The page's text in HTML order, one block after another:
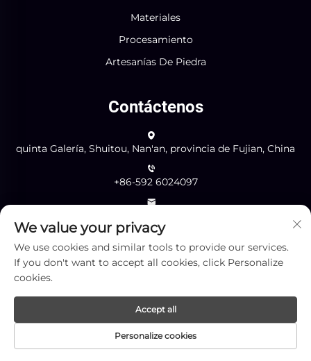
Materiales
Procesamiento
Artesanías De Piedra
Contáctenos
quinta Galería, Shuitou, Nan'an, provincia de Fujian, China
+86-592 6024097
Enviar
Copyright © Xiamen Yingliang Stone Co., Ltd. Todos los
derechos reservados - Política de privacidad
We value your privacy
We use cookies and similar tools to provide our services.
If you don't want to accept all cookies, click Personalize
cookies.
Personalize cookies
Accept all